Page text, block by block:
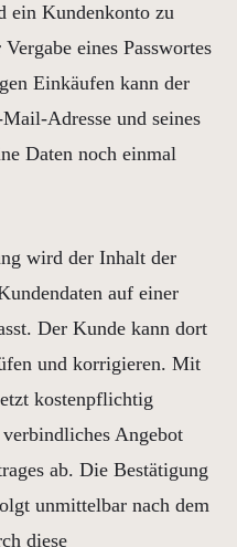
ein Kundenkonto zu
eines Passwortes
Einkäufen kann der
Adresse und seines
Daten noch einmal
wird der Inhalt der
auf einer
Der Kunde kann dort
und korrigieren. Mit
kostenpflichtig
Angebot
ab. Die Bestätigung
unmittelbar nach dem
diese